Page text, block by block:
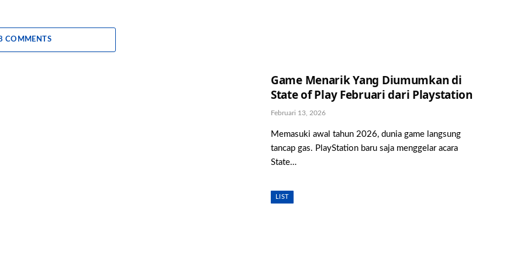
COMMENTS
Game Menarik Yang Diumumkan di
State of Play Februari dari Playstation
Februari 13, 2026
Memasuki awal tahun 2026, dunia game langsung
tancap gas. PlayStation baru saja menggelar acara
State…
LIST